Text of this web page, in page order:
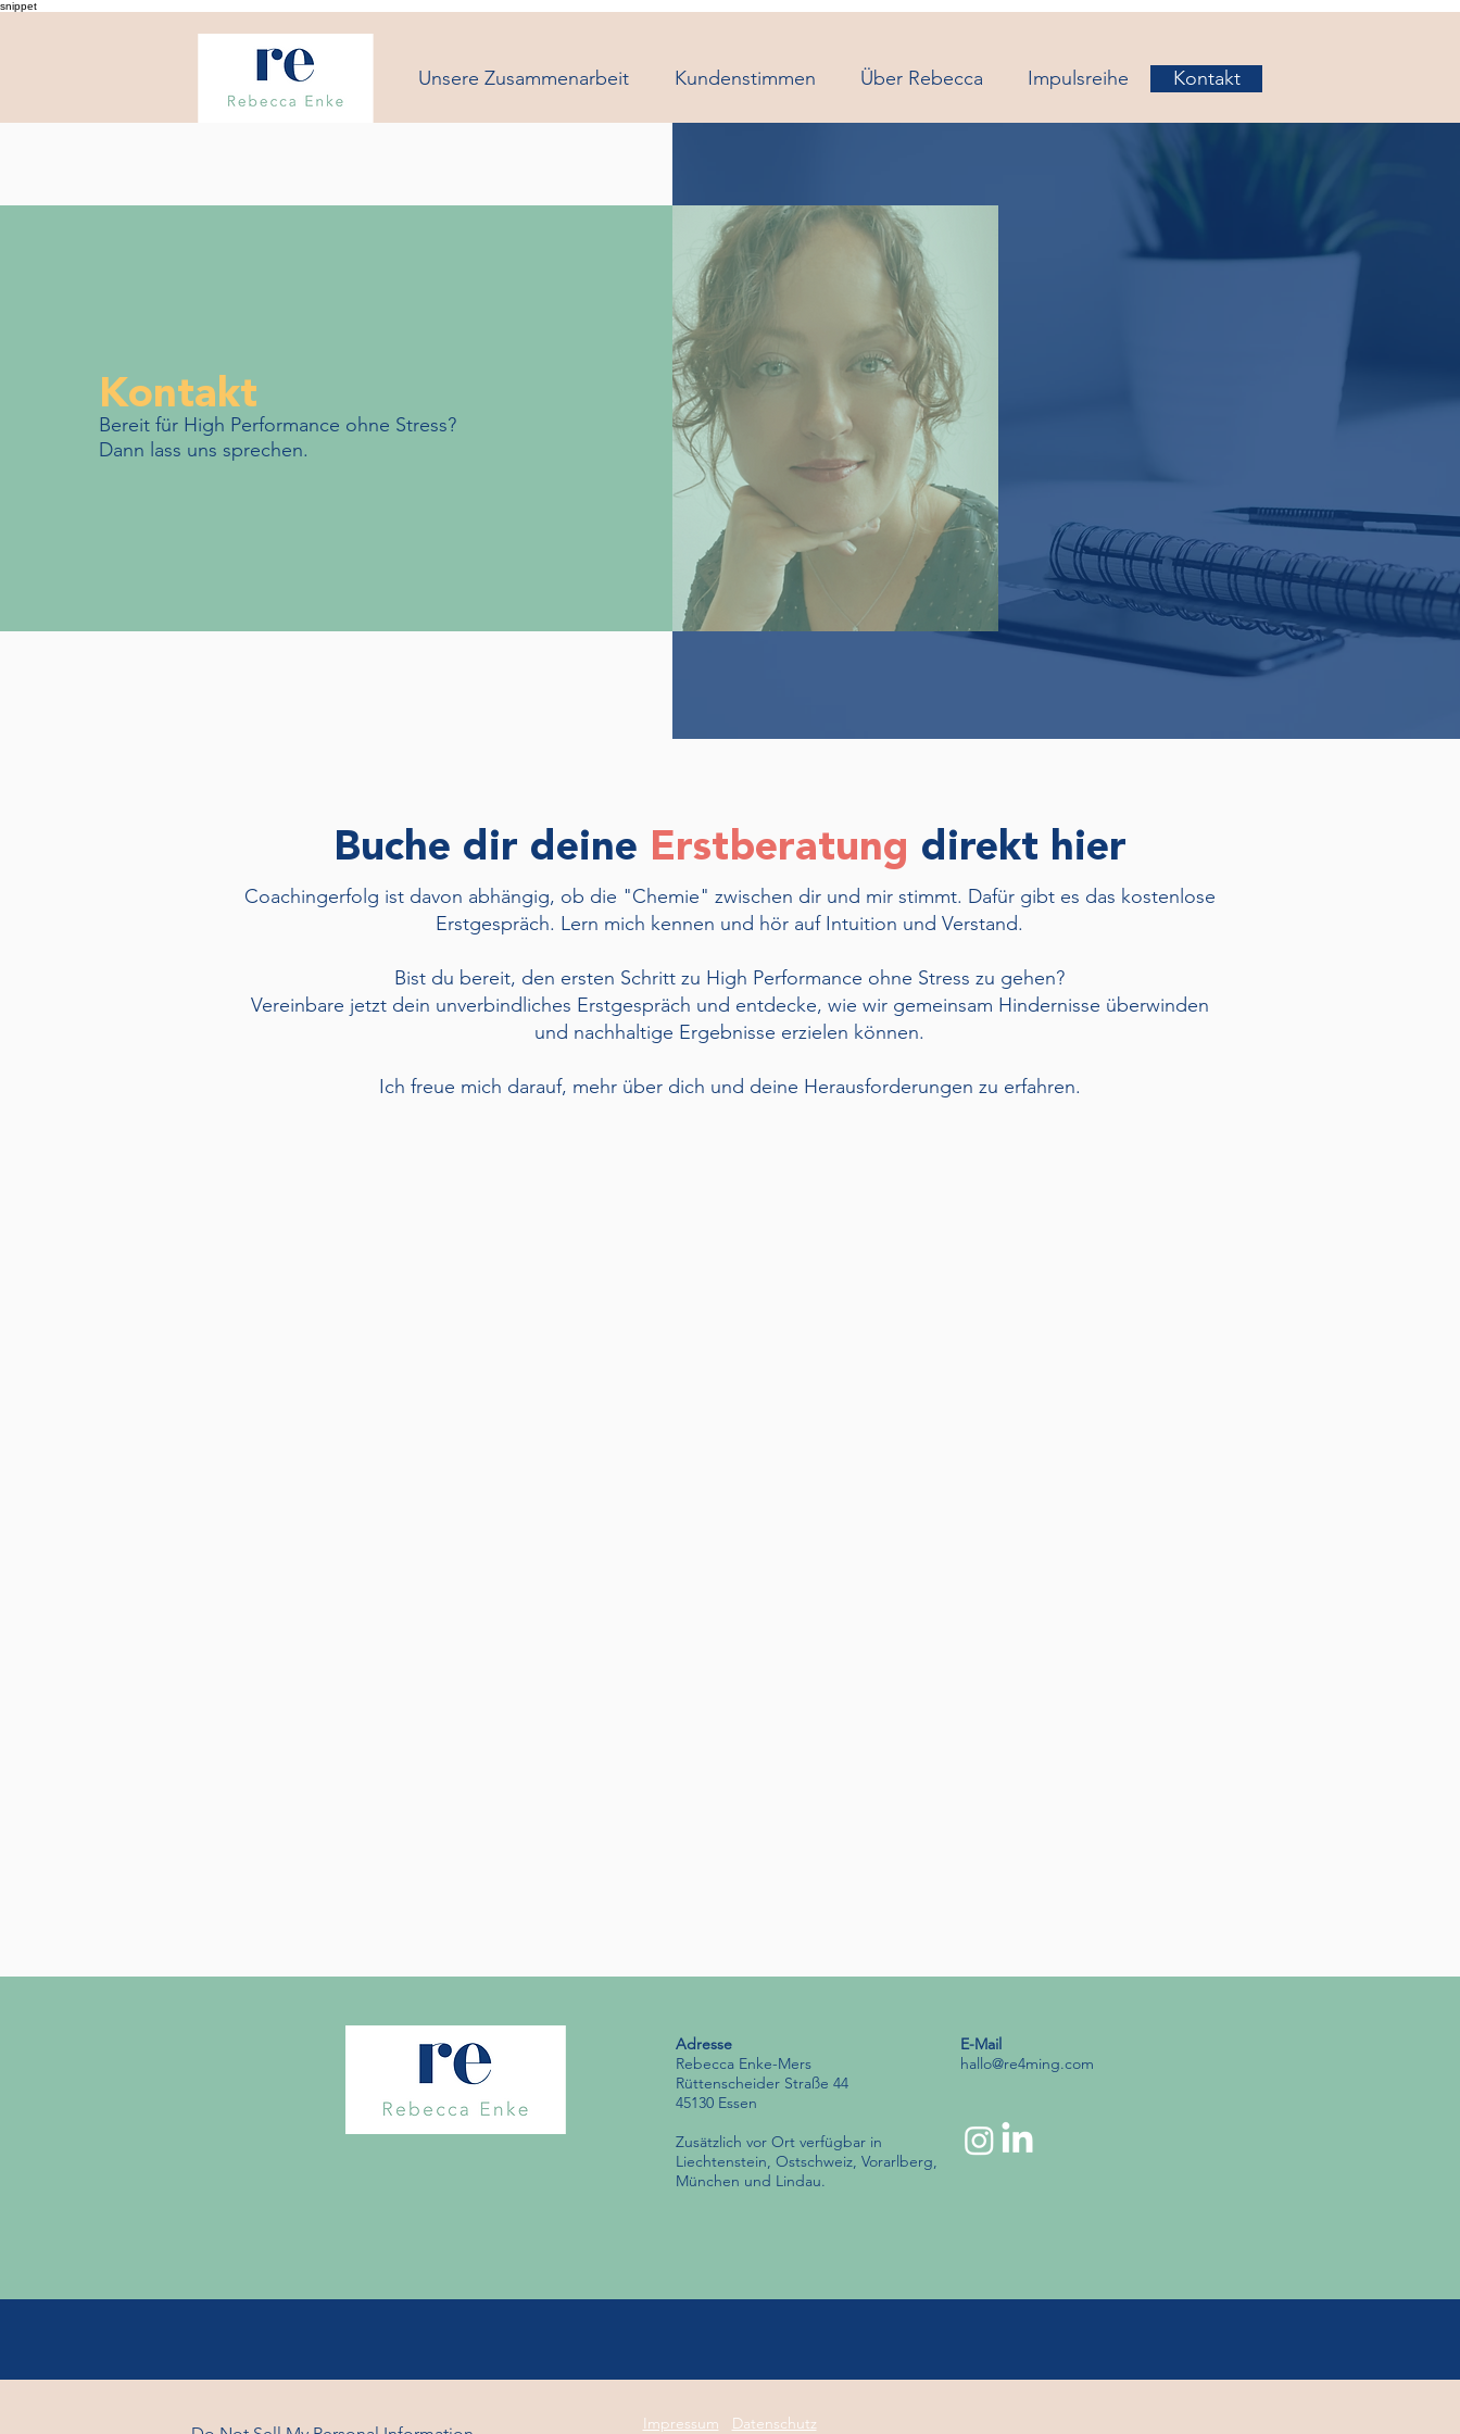
snippet
Unsere Zusammenarbeit Kundenstimmen Über Rebecca Impulsreihe Kontakt
Kontakt
Bereit für High Performance ohne Stress?
Dann lass uns sprechen.
Buche dir deine Erstberatung direkt hier
Coachingerfolg ist davon abhängig, ob die "Chemie" zwischen dir und mir stimmt. Dafür gibt es das kostenlose
Erstgespräch. Lern mich kennen und hör auf Intuition und Verstand.
Bist du bereit, den ersten Schritt zu High Performance ohne Stress zu gehen?
Vereinbare jetzt dein unverbindliches Erstgespräch und entdecke, wie wir gemeinsam Hindernisse überwinden
und nachhaltige Ergebnisse erzielen können.
Ich freue mich darauf, mehr über dich und deine Herausforderungen zu erfahren.
Adresse
Rebecca Enke-Mers
Rüttenscheider Straße 44
45130 Essen
Zusätzlich vor Ort verfügbar in
Liechtenstein, Ostschweiz, Vorarlberg,
München und Lindau.
E-Mail
hallo@re4ming.com
Impressum Datenschutz